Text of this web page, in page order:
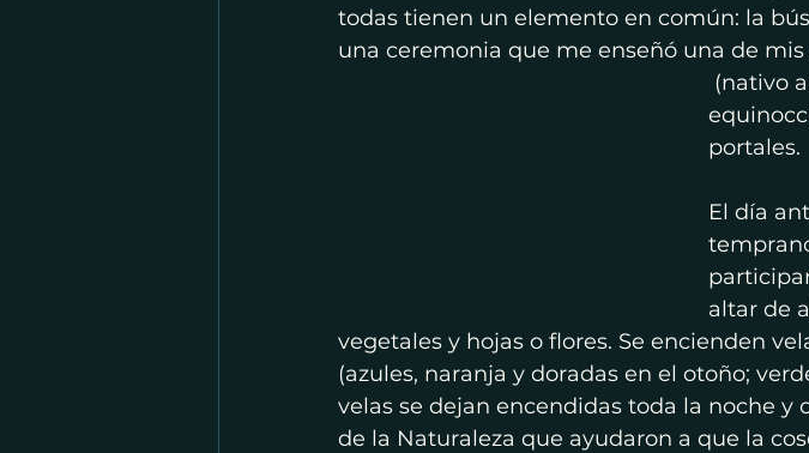
todas tienen un elemento en común: la
una ceremonia que me enseñó una de
portales.
El día
altar de
vegetales y hojas o flores. Se encienden
(azules, naranja y doradas en el otoño;
velas se dejan encendidas toda la noche
de la Naturaleza que ayudaron a que la